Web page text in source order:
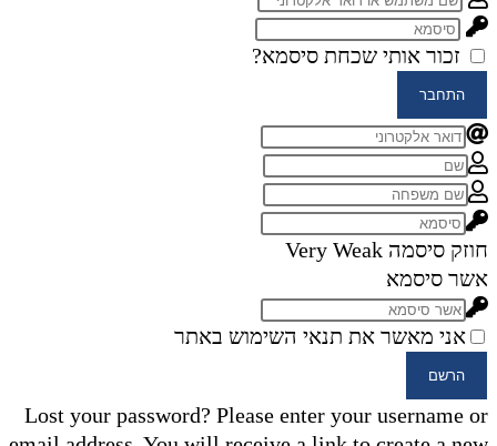
זכור אותי שכחת סיסמא?
התחבר
חוזק סיסמה Very Weak
אשר סיסמא
אני מאשר את תנאי השימוש באתר
הרשם
Lost your password? Please enter your username or